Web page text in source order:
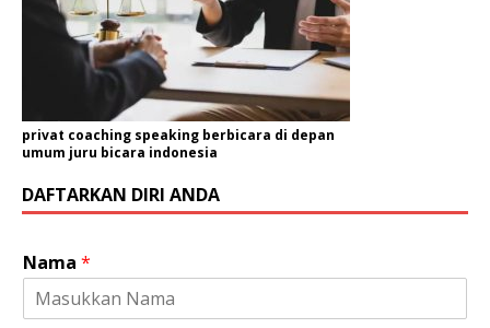
privat coaching speaking berbicara di depan
umum juru bicara indonesia
DAFTARKAN DIRI ANDA
Nama *